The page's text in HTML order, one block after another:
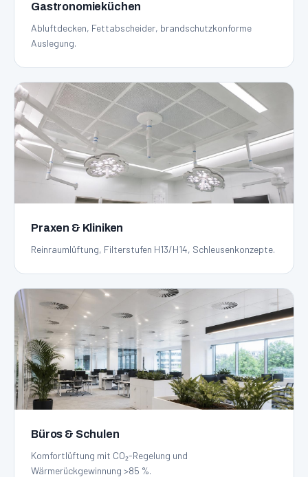
Gastronomieküchen
Abluftdecken, Fettabscheider, brandschutzkonforme
Auslegung.
Praxen & Kliniken
Reinraumlüftung, Filterstufen H13/H14, Schleusenkonzepte.
Büros & Schulen
Komfortlüftung mit CO₂-Regelung und
Wärmerückgewinnung >85 %.